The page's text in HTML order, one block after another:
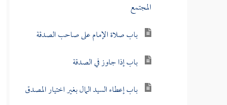
المجتمع
باب صلاة الإمام على صاحب الصدقة
باب إذا جاوز في الصدقة
باب إعطاء السيد المال بغير اختيار المصدق